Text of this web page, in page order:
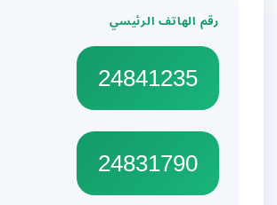
رقم الهاتف الرئيسي
24841235
24831790